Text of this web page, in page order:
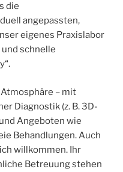
die
angepassten,
eigenes Praxislabor
schnelle
– mit
Diagnostik (z. B. 3D-
Angeboten wie
Behandlungen. Auch
willkommen. Ihr
Betreuung stehen